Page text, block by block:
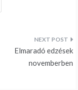
Elmaradó edzések
novemberben